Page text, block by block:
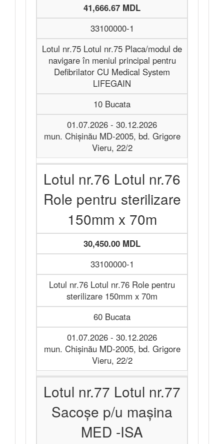
41,666.67 MDL
33100000-1
Lotul nr.75 Lotul nr.75 Placa/modul de
navigare în meniul principal pentru
Defibrilator CU Medical System
LIFEGAIN
10 Bucata
01.07.2026 - 30.12.2026
mun. Chișinău MD-2005, bd. Grigore
Vieru, 22/2
Lotul nr.76 Lotul nr.76
Role pentru sterilizare
150mm x 70m
30,450.00 MDL
33100000-1
Lotul nr.76 Lotul nr.76 Role pentru
sterilizare 150mm x 70m
60 Bucata
01.07.2026 - 30.12.2026
mun. Chișinău MD-2005, bd. Grigore
Vieru, 22/2
Lotul nr.77 Lotul nr.77
Sacoșe p/u mașina
MED -ISA